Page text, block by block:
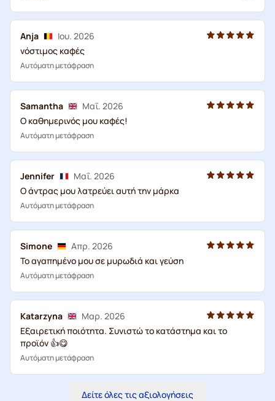
Anja
Ιου. 2026
νόστιμος καφές
Αυτόματη μετάφραση
Samantha
Μαΐ. 2026
Ο καθημερινός μου καφές!
Αυτόματη μετάφραση
Jennifer
Μαΐ. 2026
Ο άντρας μου λατρεύει αυτή την μάρκα
Αυτόματη μετάφραση
Simone
Απρ. 2026
Το αγαπημένο μου σε μυρωδιά και γεύση
Αυτόματη μετάφραση
Katarzyna
Μαρ. 2026
Εξαιρετική ποιότητα. Συνιστώ το κατάστημα και το
προϊόν 👍😋
Αυτόματη μετάφραση
Δείτε όλες τις αξιολογήσεις